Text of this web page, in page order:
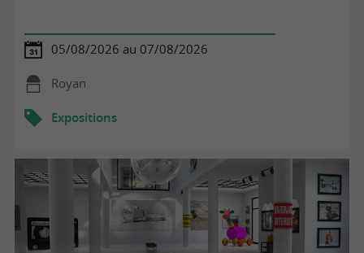
05/08/2026 au 07/08/2026
Royan
Expositions